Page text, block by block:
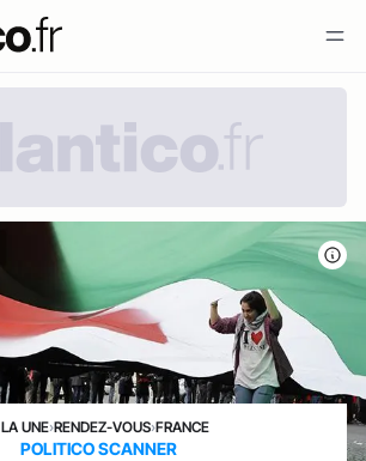
UNE›RENDEZ-VOUS›FRANCE
POLITICO SCANNER